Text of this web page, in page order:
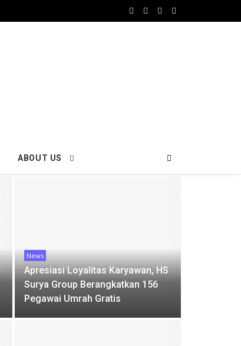
ABOUT US
News
Apresiasi Loyalitas Karyawan, HS
Surya Group Berangkatkan 156
Pegawai Umrah Gratis